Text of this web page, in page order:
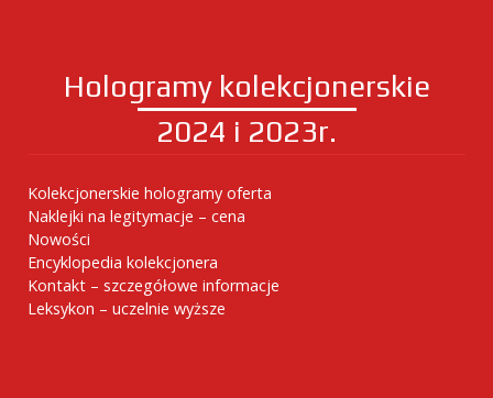
Hologramy kolekcjonerskie
2024 i 2023r.
Kolekcjonerskie hologramy oferta
Naklejki na legitymacje – cena
Nowości
Encyklopedia kolekcjonera
Kontakt – szczegółowe informacje
Leksykon – uczelnie wyższe